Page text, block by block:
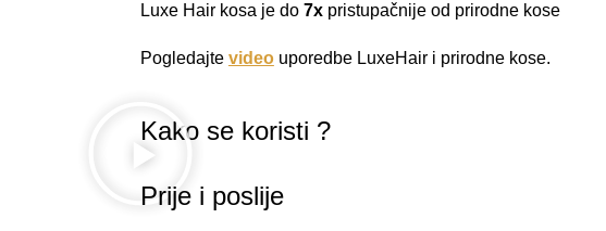
Luxe Hair kosa je do 7xpristupačnije od prirodne kose
Pogledajte videouporedbe LuxeHair i prirodne kose.
Kako se koristi ?
Prije i poslije